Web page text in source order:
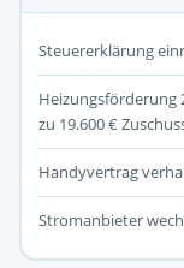
Steuererklärung
Heizungsförderung
zu 19.600 €
Handyvertrag
Stromanbieter